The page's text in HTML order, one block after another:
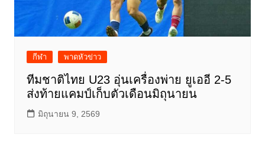
กีฬา พาดหัวข่าว
ทีมชาติไทย U23 อุ่นเครื่องพ่าย ยูเออี 2-5
ส่งท้ายแคมป์เก็บตัวเดือนมิถุนายน
มิถุนายน 9, 2569